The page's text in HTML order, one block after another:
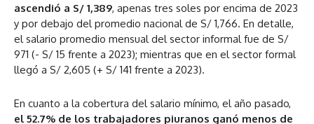
ascendió a S/ 1,389, apenas tres soles por encima de 2023
y por debajo del promedio nacional de S/ 1,766. En detalle,
el salario promedio mensual del sector informal fue de S/
971 (- S/ 15 frente a 2023); mientras que en el sector formal
llegó a S/ 2,605 (+ S/ 141 frente a 2023).
En cuanto a la cobertura del salario mínimo, el año pasado,
el 52.7% de los trabajadores piuranos ganó menos de